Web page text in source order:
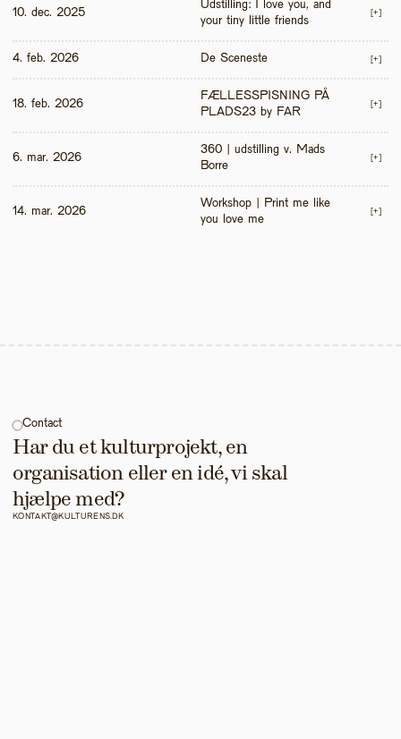
10. dec. 2025
Udstilling: I love you, and
your tiny little friends
[+]
4. feb. 2026 De Sceneste [+]
18. feb. 2026
FÆLLESSPISNING PÅ
PLADS23 by FAR
[+]
6. mar. 2026
360 | udstilling v. Mads
Borre
[+]
14. mar. 2026
Workshop | Print me like
you love me
[+]
Contact
Har du et kulturprojekt, en
organisation eller en idé, vi skal
hjælpe med?
KONTAKT@KULTURENS.DK